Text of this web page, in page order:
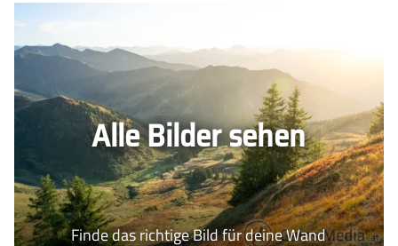
Alle Bilder sehen
Finde das richtige Bild für deine Wand